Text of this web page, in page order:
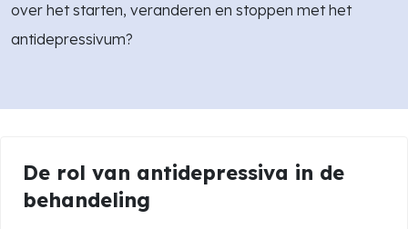
over het starten, veranderen en stoppen met het
antidepressivum?
De rol van antidepressiva in de
behandeling